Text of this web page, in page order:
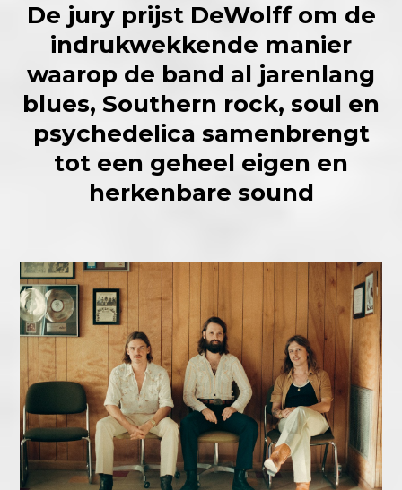
De jury prijst DeWolff om de
indrukwekkende manier
waarop de band al jarenlang
blues, Southern rock, soul en
psychedelica samenbrengt
tot een geheel eigen en
herkenbare sound